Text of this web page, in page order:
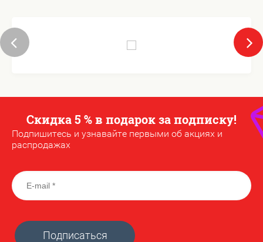
Скидка 5 % в подарок за подписку!
Подпишитесь и узнавайте первыми об акциях и
распродажах
Подписаться